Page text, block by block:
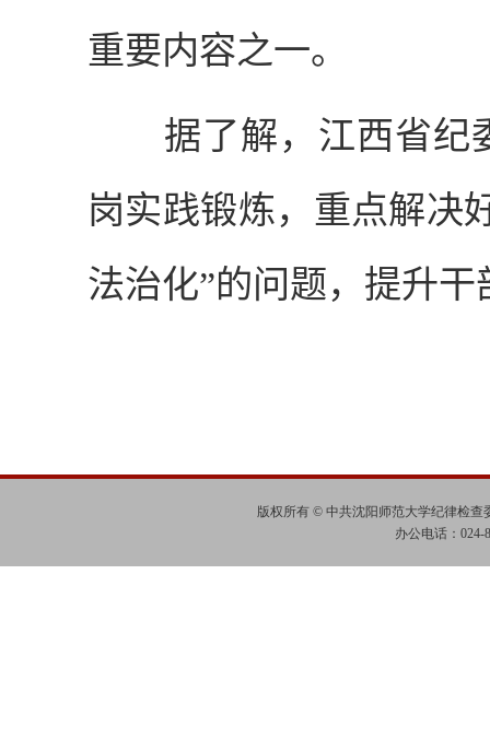
重要内容之一。
据了解，江西省纪
岗实践锻炼，重点解决
法治化”的问题，提升
版权所有 © 中共沈阳师范大学纪律检
办公电话：024-